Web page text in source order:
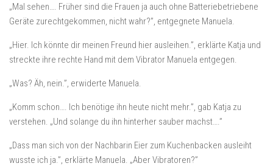
„Mal sehen…. Früher sind die Frauen ja auch ohne Batteriebetriebene
Geräte zurechtgekommen, nicht wahr?”, entgegnete Manuela.
„Hier. Ich könnte dir meinen Freund hier ausleihen.”, erklärte Katja und
streckte ihre rechte Hand mit dem Vibrator Manuela entgegen.
„Was? Äh, nein.”, erwiderte Manuela.
„Komm schon…. Ich benötige ihn heute nicht mehr.”, gab Katja zu
verstehen. „Und solange du ihn hinterher sauber machst….”
„Dass man sich von der Nachbarin Eier zum Kuchenbacken ausleiht
wusste ich ja.”, erklärte Manuela. „Aber Vibratoren?”